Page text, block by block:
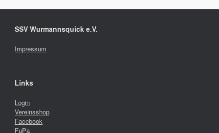
SSV Wurmannsquick e.V.
Impressum
Links
Login
Vereinsshop
Facebook
FuPa